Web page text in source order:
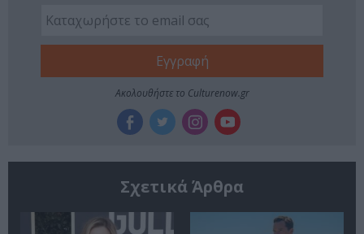
Ακολουθήστε το Culturenow.gr
Σχετικά Άρθρα